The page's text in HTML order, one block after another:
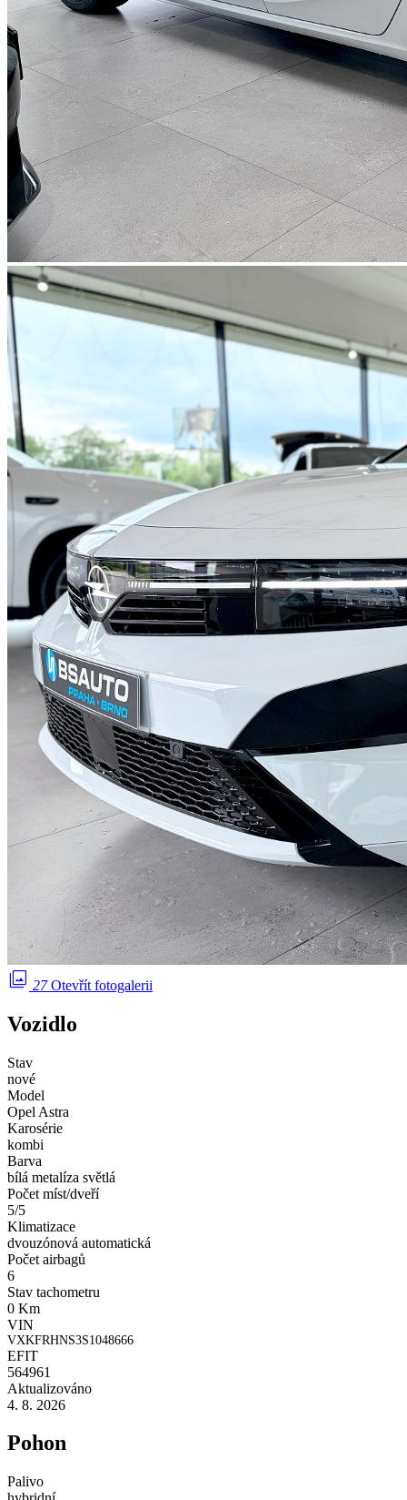
photo_library 27 Otevřít fotogalerii
Vozidlo
Stav
nové
Model
Opel Astra
Karosérie
kombi
Barva
bílá metalíza světlá
Počet míst/dveří
5/5
Klimatizace
dvouzónová automatická
Počet airbagů
6
Stav tachometru
0 Km
VIN
VXKFRHNS3S1048666
EFIT
564961
Aktualizováno
4. 8. 2026
Pohon
Palivo